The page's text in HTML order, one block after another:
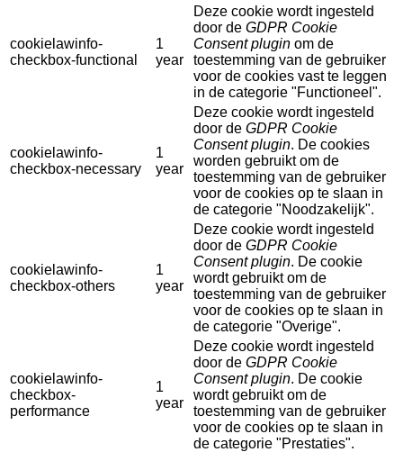
cookielawinfo-
checkbox-functional
1
year
Deze cookie wordt ingesteld
door de GDPR Cookie
Consent plugin om de
toestemming van de gebruiker
voor de cookies vast te leggen
in de categorie "Functioneel".
cookielawinfo-
checkbox-necessary
1
year
Deze cookie wordt ingesteld
door de GDPR Cookie
Consent plugin. De cookies
worden gebruikt om de
toestemming van de gebruiker
voor de cookies op te slaan in
de categorie "Noodzakelijk".
cookielawinfo-
checkbox-others
1
year
Deze cookie wordt ingesteld
door de GDPR Cookie
Consent plugin. De cookie
wordt gebruikt om de
toestemming van de gebruiker
voor de cookies op te slaan in
de categorie "Overige".
cookielawinfo-
checkbox-
performance
1
year
Deze cookie wordt ingesteld
door de GDPR Cookie
Consent plugin. De cookie
wordt gebruikt om de
toestemming van de gebruiker
voor de cookies op te slaan in
de categorie "Prestaties".